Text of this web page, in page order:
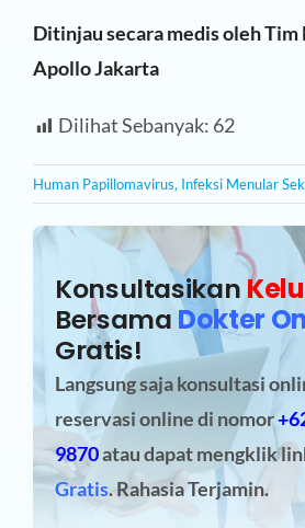
Ditinjau secara medis oleh
Apollo Jakarta
Dilihat Sebanyak: 62
Human Papillomavirus, Infeksi Menular
Konsultasikan
BersamaDokter
Gratis!
Langsung saja konsultasi
reservasi onlinedi nomor
9870atau dapat mengklik
Gratis. Rahasia Terjamin.